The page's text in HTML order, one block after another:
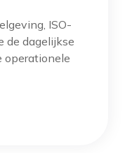
ISO-
de dagelijkse
operationele